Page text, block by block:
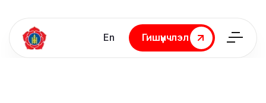
En
Гишүүнчлэл
Гишүүнчлэл